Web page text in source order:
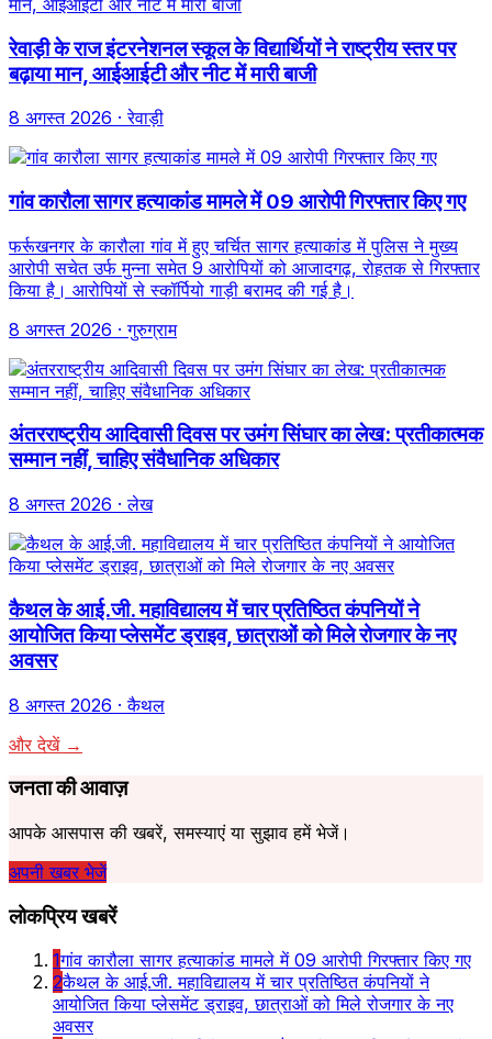
रेवाड़ी के राज इंटरनेशनल स्कूल के विद्यार्थियों ने राष्ट्रीय स्तर पर
बढ़ाया मान, आईआईटी और नीट में मारी बाजी
8 अगस्त 2026 · रेवाड़ी
गांव कारौला सागर हत्याकांड मामले में 09 आरोपी गिरफ्तार किए गए
फर्रूखनगर के कारौला गांव में हुए चर्चित सागर हत्याकांड में पुलिस ने मुख्य
आरोपी सचेत उर्फ मुन्ना समेत 9 आरोपियों को आजादगढ़, रोहतक से गिरफ्तार
किया है। आरोपियों से स्कॉर्पियो गाड़ी बरामद की गई है।
8 अगस्त 2026 · गुरुग्राम
अंतरराष्ट्रीय आदिवासी दिवस पर उमंग सिंघार का लेख: प्रतीकात्मक
सम्मान नहीं, चाहिए संवैधानिक अधिकार
8 अगस्त 2026 · लेख
कैथल के आई.जी. महाविद्यालय में चार प्रतिष्ठित कंपनियों ने
आयोजित किया प्लेसमेंट ड्राइव, छात्राओं को मिले रोजगार के नए
अवसर
8 अगस्त 2026 · कैथल
और देखें →
जनता की आवाज़
आपके आसपास की खबरें, समस्याएं या सुझाव हमें भेजें।
अपनी खबर भेजें
लोकप्रिय खबरें
1गांव कारौला सागर हत्याकांड मामले में 09 आरोपी गिरफ्तार किए गए
2कैथल के आई.जी. महाविद्यालय में चार प्रतिष्ठित कंपनियों ने
आयोजित किया प्लेसमेंट ड्राइव, छात्राओं को मिले रोजगार के नए
अवसर